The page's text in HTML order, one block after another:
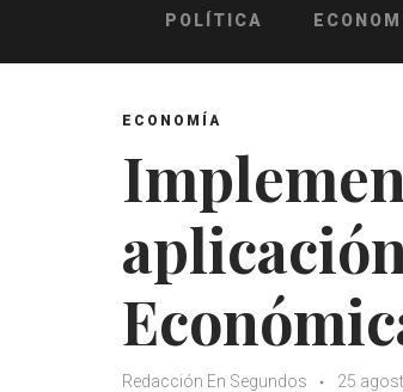
POLÍTICA
ECONOMÍA
Redacción En Segundos 25